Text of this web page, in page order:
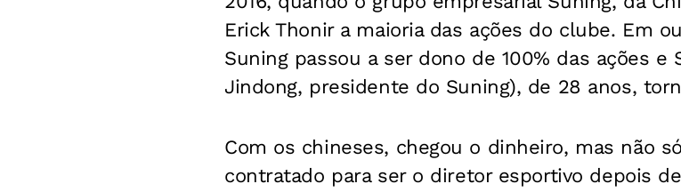
Erick Thonir a maioria das ações do clube. Em
Suning passou a ser dono de 100% das ações e
Jindong, presidente do Suning), de 28 anos,
Com os chineses, chegou o dinheiro, mas não
contratado para ser o diretor esportivo depois